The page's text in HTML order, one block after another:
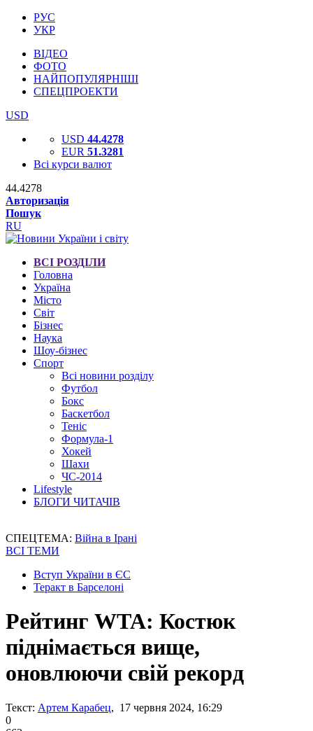
РУС
УКР
ВІДЕО
ФОТО
НАЙПОПУЛЯРНІШІ
СПЕЦПРОЕКТИ
USD
USD 44.4278
EUR 51.3281
Всі курси валют
44.4278
Авторизація
Пошук
RU
ВСІ РОЗДІЛИ
Головна
Україна
Місто
Світ
Бізнес
Наука
Шоу-бізнес
Спорт
Всі новини розділу
Футбол
Бокс
Баскетбол
Теніс
Формула-1
Хокей
Шахи
ЧС-2014
Lifestyle
БЛОГИ ЧИТАЧІВ
СПЕЦТЕМА: Війна в Ірані
ВСІ ТЕМИ
Вступ України в ЄС
Теракт в Барселоні
Рейтинг WTA: Костюк
піднімається вище,
оновлюючи свій рекорд
Текст: Артем Карабец, 17 червня 2024, 16:29
0